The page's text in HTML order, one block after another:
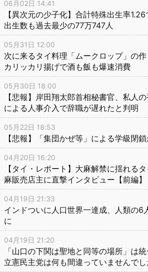
06月02日 14:41
【異次元の少子化】合計特殊出生率1.26
出生数も過去最少の77万747人
05月31日 12:00
次に来るタイ料理「ムークロップ」の
カリッカリ揚げで酒も飯も爆速消費
05月30日 18:00
【悲報】岸田翔太郎首相秘書官、私人
による人事介入で辞職が遅れたと判明
05月22日 18:53
【悲報】「集団かぜ等」による学級閉
04月20日 16:20
【タイ・レポート】大麻解禁に揺れる
麻販売店主に直撃インタビュー【前編】
04月19日 21:33
インドついに人口世界一達成、人類の6
に
04月19日 21:20
「山口の下関は聖地と同等の場所」は統
立憲民主党は何も間違っていませんでし